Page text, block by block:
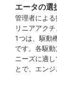
エータの選
管理者による
リニアアク
1つは、駆動
です。各駆
ニーズに適
とで、エン